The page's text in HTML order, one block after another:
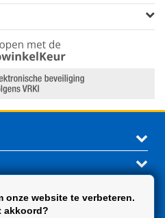
onze website te verbeteren.
akkoord?